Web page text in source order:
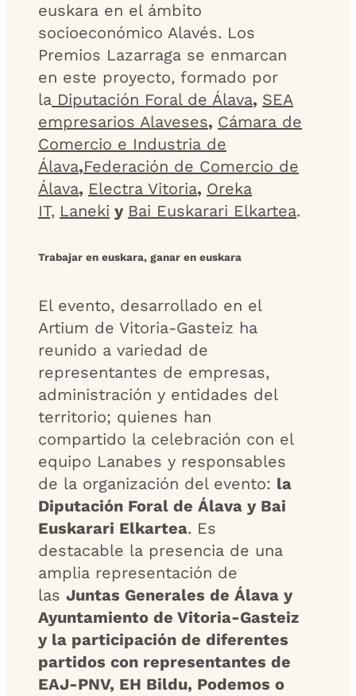
euskara en el ámbito
socioeconómico Alavés. Los
Premios Lazarraga se enmarcan
en este proyecto, formado por
la Diputación Foral de Álava, SEA
empresarios Alaveses, Cámara de
Comercio e Industria de
Álava,Federación de Comercio de
Álava, Electra Vitoria, Oreka
IT, Laneki y Bai Euskarari Elkartea.
Trabajar en euskara, ganar en euskara
El evento, desarrollado en el
Artium de Vitoria-Gasteiz ha
reunido a variedad de
representantes de empresas,
administración y entidades del
territorio; quienes han
compartido la celebración con el
equipo Lanabes y responsables
de la organización del evento: la
Diputación Foral de Álava y Bai
Euskarari Elkartea. Es
destacable la presencia de una
amplia representación de
las Juntas Generales de Álava y
Ayuntamiento de Vitoria-Gasteiz
y la participación de diferentes
partidos con representantes de
EAJ-PNV, EH Bildu, Podemos o